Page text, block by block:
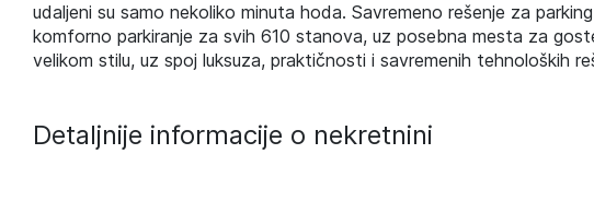
udaljeni su samo nekoliko minuta hoda. Savremeno rešenje za
komforno parkiranje za svih 610 stanova, uz posebna mesta za
velikom stilu, uz spoj luksuza, praktičnosti i savremenih tehnoloških
Detaljnije informacije o nekretnini